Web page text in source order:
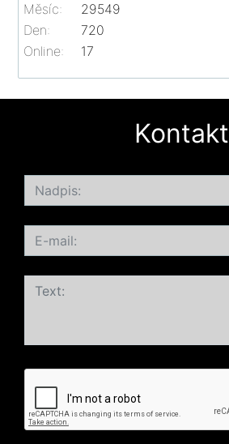
Online: 17
Měsíc:
29549
Den:
720
Kontakt